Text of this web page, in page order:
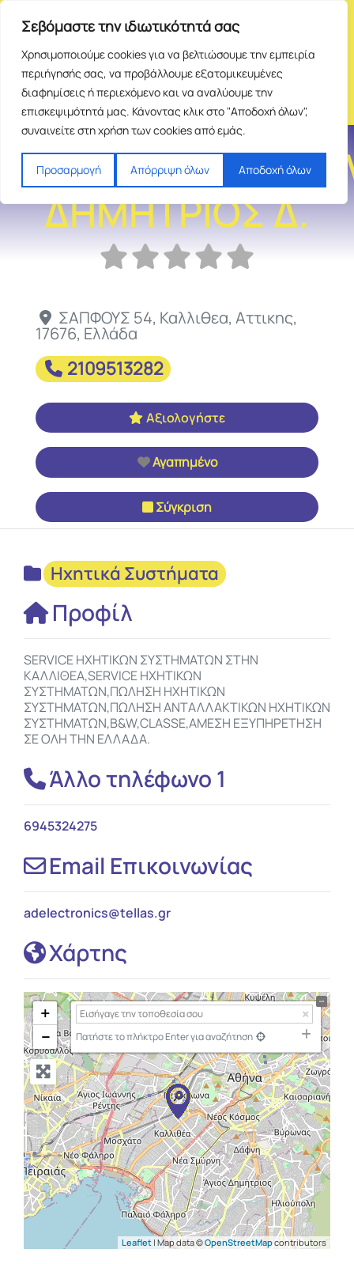
Σεβόμαστε την ιδιωτικότητά σας
Χρησιμοποιούμε cookies για να βελτιώσουμε την εμπειρία
περιήγησής σας, να προβάλλουμε εξατομικευμένες
διαφημίσεις ή περιεχόμενο και να αναλύουμε την
επισκεψιμότητά μας. Κάνοντας κλικ στο "Αποδοχή όλων",
συναινείτε στη χρήση των cookies από εμάς.
Προσαρμογή Απόρριψη όλων Αποδοχή όλων
ΔΗΜΗΤΡΙΟΣ Δ.
ΣΑΠΦΟΥΣ 54, Καλλιθεα, Αττικης,
17676, Ελλάδα
2109513282
Αξιολογήστε
Αγαπημένο
Σύγκριση
Ηχητικά Συστήματα
Προφίλ
SERVICE ΗΧΗΤΙΚΩΝ ΣΥΣΤΗΜΑΤΩΝ ΣΤΗΝ
ΚΑΛΛΙΘΕΑ,SERVICE ΗΧΗΤΙΚΩΝ
ΣΥΣΤΗΜΑΤΩΝ,ΠΩΛΗΣΗ ΗΧΗΤΙΚΩΝ
ΣΥΣΤΗΜΑΤΩΝ,ΠΩΛΗΣΗ ΑΝΤΑΛΛΑΚΤΙΚΩΝ ΗΧΗΤΙΚΩΝ
ΣΥΣΤΗΜΑΤΩΝ,B&W,CLASSE,ΑΜΕΣΗ ΕΞΥΠΗΡΕΤΗΣΗ
ΣΕ ΟΛΗ ΤΗΝ ΕΛΛΑΔΑ.
Άλλο τηλέφωνο 1
6945324275
Email Επικοινωνίας
adelectronics@tellas.gr
Χάρτης
+
−
Πατήστε το πλήκτρο Enter για αναζήτηση
Leaflet | Map data ©OpenStreetMapcontributors